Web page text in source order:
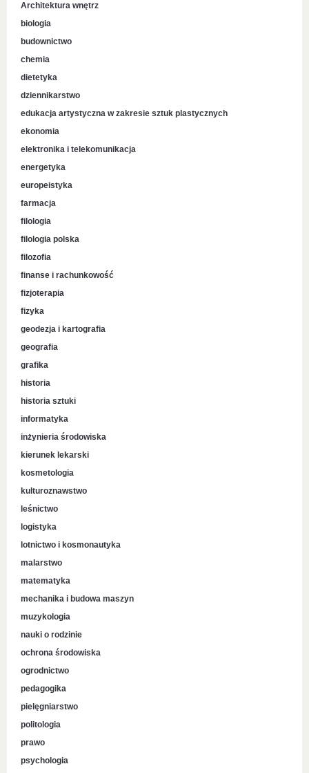
Architektura wnętrz
biologia
budownictwo
chemia
dietetyka
dziennikarstwo
edukacja artystyczna w zakresie sztuk plastycznych
ekonomia
elektronika i telekomunikacja
energetyka
europeistyka
farmacja
filologia
filologia polska
filozofia
finanse i rachunkowość
fizjoterapia
fizyka
geodezja i kartografia
geografia
grafika
historia
historia sztuki
informatyka
inżynieria środowiska
kierunek lekarski
kosmetologia
kulturoznawstwo
leśnictwo
logistyka
lotnictwo i kosmonautyka
malarstwo
matematyka
mechanika i budowa maszyn
muzykologia
nauki o rodzinie
ochrona środowiska
ogrodnictwo
pedagogika
pielęgniarstwo
politologia
prawo
psychologia